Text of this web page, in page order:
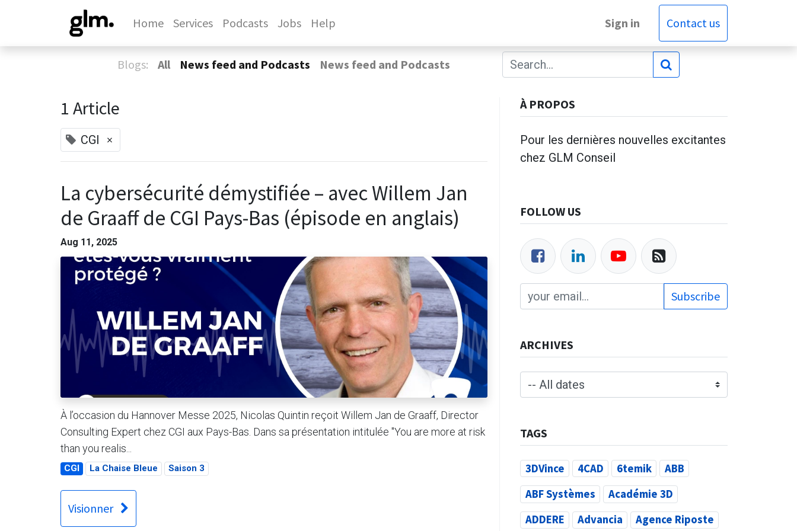
Home Services Podcasts Jobs Help Sign in Contact us
Blogs: All News feed and Podcasts News feed and Podcasts
1 Article
CGI ×
La cybersécurité démystifiée – avec Willem Jan
de Graaff de CGI Pays-Bas (épisode en anglais)
Aug 11, 2025
À l’occasion du Hannover Messe 2025, Nicolas Quintin reçoit Willem Jan de Graaff, Director
Consulting Expert chez CGI aux Pays-Bas. Dans sa présentation intitulée "You are more at risk
than you realis...
CGI La Chaise Bleue Saison 3
Visionner
À PROPOS
Pour les dernières nouvelles excitantes
chez GLM Conseil
FOLLOW US
Subscribe
ARCHIVES
TAGS
3DVince 4CAD 6temik
ABB
ABF Systèmes
Académie 3D
ADDERE
Advancia Agence Riposte